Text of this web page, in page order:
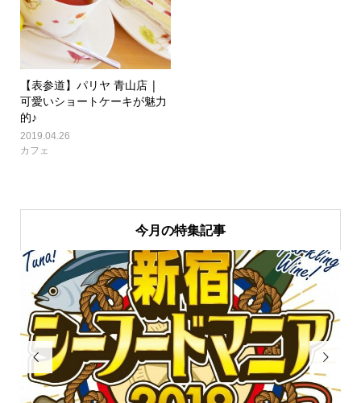
【表参道】パリヤ 青山店 |
可愛いショートケーキが魅力
的♪
2019.04.26
カフェ
今月の特集記事
 